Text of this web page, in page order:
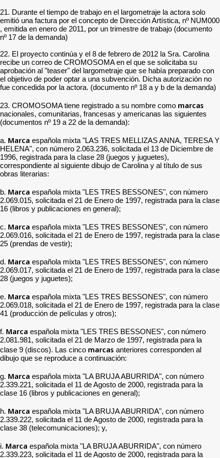
21. Durante el tiempo de trabajo en el largometraje la actora solo
emitió una factura por el concepto de Dirección Artística, nº NUM000
, emitida en enero de 2011, por un trimestre de trabajo (documento
nº 17 de la demanda)
22. El proyecto continúa y el 8 de febrero de 2012 la Sra. Carolina
recibe un correo de CROMOSOMA en el que se solicitaba su
aprobación al "teaser" del largometraje que se había preparado con
el objetivo de poder optar a una subvención. Dicha autorización no
fue concedida por la actora. (documento nº 18 a y b de la demanda)
23. CROMOSOMA tiene registrado a su nombre como marcas
nacionales, comunitarias, francesas y americanas las siguientes
(documentos nº 19 a 22 de la demanda):
a. Marca española mixta "LAS TRES MELLIZAS ANNA, TERESA Y
HELENA", con número 2.063.236, solicitada el 13 de Diciembre de
1996, registrada para la clase 28 (juegos y juguetes),
correspondiente al siguiente dibujo de Carolina y al título de sus
obras literarias:
b. Marca española mixta "LES TRES BESSONES", con número
2.069.015, solicitada el 21 de Enero de 1997, registrada para la clase
16 (libros y publicaciones en general);
c. Marca española mixta "LES TRES BESSONES", con número
2.069.016, solicitada el 21 de Enero de 1997, registrada para la clase
25 (prendas de vestir);
d. Marca española mixta "LES TRES BESSONES", con número
2.069.017, solicitada el 21 de Enero de 1997, registrada para la clase
28 (juegos y juguetes);
e. Marca española mixta "LES TRES BESSONES", con número
2.069.018, solicitada el 21 de Enero de 1997, registrada para la clase
41 (producción de películas y otros);
f. Marca española mixta "LES TRES BESSONES", con número
2.081.981, solicitada el 21 de Marzo de 1997, registrada para la
clase 9 (discos). Las cinco marcas anteriores corresponden al
dibujo que se reproduce a continuación:
g. Marca española mixta "LA BRUJA ABURRIDA", con número
2.339.221, solicitada el 11 de Agosto de 2000, registrada para la
clase 16 (libros y publicaciones en general);
h. Marca española mixta "LA BRUJA ABURRIDA", con número
2.339.222, solicitada el 11 de Agosto de 2000, registrada para la
clase 38 (telecomunicaciones); y,
i. Marca española mixta "LA BRUJA ABURRIDA", con número
2.339.223, solicitada el 11 de Agosto de 2000, registrada para la